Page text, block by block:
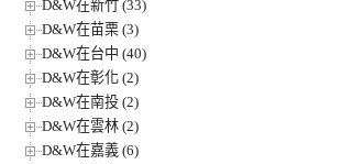
D&W在新竹 (33)
D&W在苗栗 (3)
D&W在台中 (40)
D&W在彰化 (2)
D&W在南投 (2)
D&W在雲林 (2)
D&W在嘉義 (6)